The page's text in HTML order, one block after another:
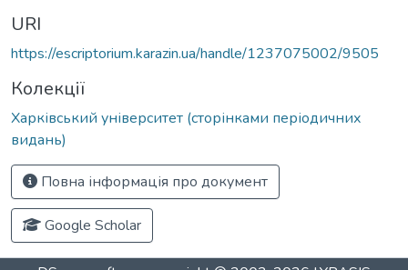
URI
https://escriptorium.karazin.ua/handle/1237075002/9505
Колекції
Харківський університет (сторінками періодичних
видань)
Повна інформація про документ
Google Scholar